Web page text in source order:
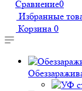
Сравнение0
Избранные
Корзина 0